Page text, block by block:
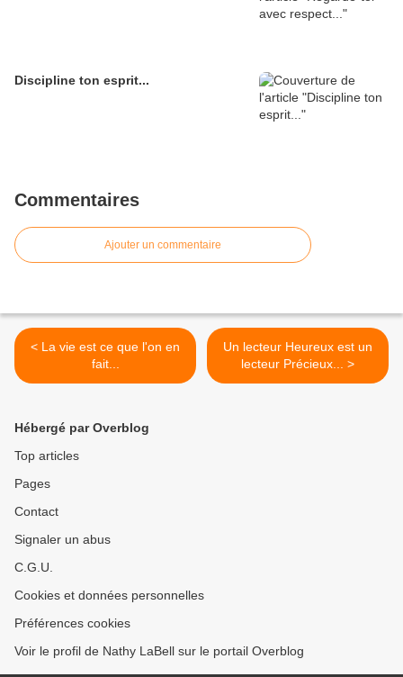
Discipline ton esprit...
Commentaires
Ajouter un commentaire
< La vie est ce que l'on en
fait...
Un lecteur Heureux est un
lecteur Précieux... >
Hébergé par Overblog
Top articles
Pages
Contact
Signaler un abus
C.G.U.
Cookies et données personnelles
Préférences cookies
Voir le profil de Nathy LaBell sur le portail Overblog